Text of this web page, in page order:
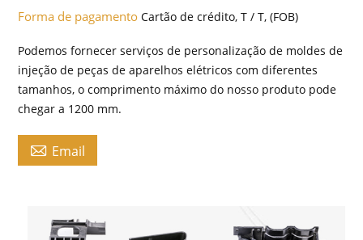
Forma de pagamentoCartão de crédito, T / T, (FOB)
Podemos fornecer serviços de personalização de moldes de
injeção de peças de aparelhos elétricos com diferentes
tamanhos, o comprimento máximo do nosso produto pode
chegar a 1200 mm.
 Email